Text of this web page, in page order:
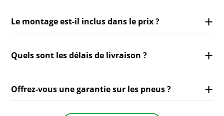
Le montage est-il inclus dans le prix ?
Quels sont les délais de livraison ?
Offrez-vous une garantie sur les pneus ?